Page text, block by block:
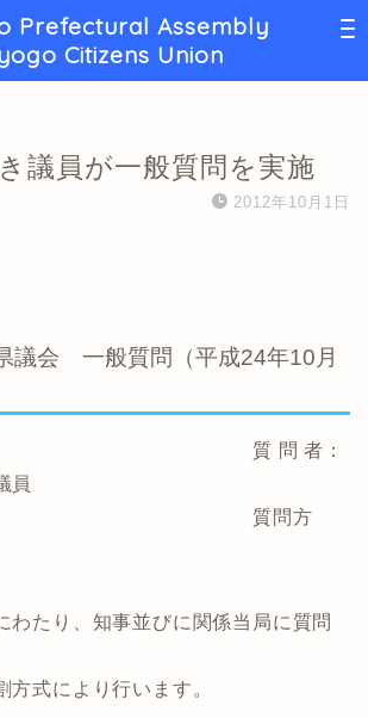
Prefectural Assembly
Citizens Union
議員が一般質問を実施
2012年10月1日
議会 一般質問（平成24年10月
者：
員
問方
わたり、知事並びに関係当局に質問
方式により行います。